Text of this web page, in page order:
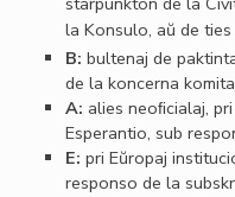
la Konsulo, aŭ de
B: bultenaj de
de la koncerna
A: alies neoﬁcialaj,
Esperantio, sub
E: pri Eŭropaj
responso de la